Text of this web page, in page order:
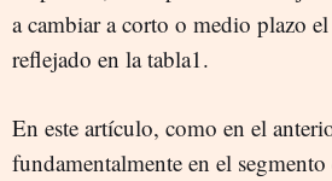
a cambiar a corto o medio plazo
reflejado en la tabla1.
En este artículo, como en el
fundamentalmente en el